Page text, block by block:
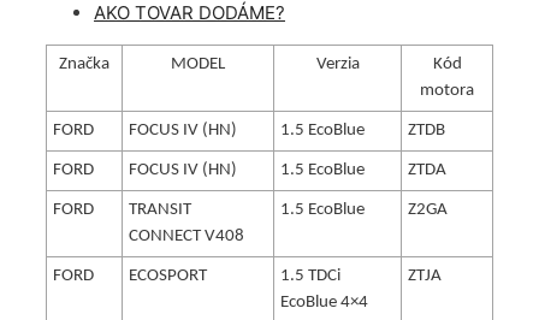
AKO TOVAR DODÁME?
Značka MODEL Verzia
Kód
motora
FORD FOCUS IV (HN) 1.5 EcoBlue ZTDB
FORD FOCUS IV (HN) 1.5 EcoBlue ZTDA
FORD
TRANSIT
CONNECT V408
1.5 EcoBlue Z2GA
FORD ECOSPORT
1.5 TDCi
EcoBlue 4×4
ZTJA